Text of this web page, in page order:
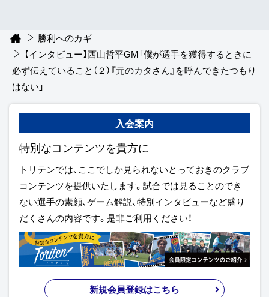
勝利へのカギ
【インタビュー】西山哲平GM「僕が選手を獲得するときに
必ず伝えていること（２）『元のカタさん』を呼んできたつもり
はない」
入会案内
特別なコンテンツを貴方に
トリテンでは、ここでしか見られないとっておきのクラブ
コンテンツを提供いたします。試合では見ることのでき
ない選手の素顔、ゲーム解説、特別インタビューなど盛り
だくさんの内容です。是非ご利用ください！
新規会員登録はこちら